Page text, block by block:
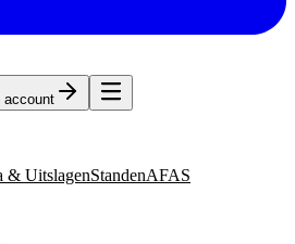
account
& UitslagenStandenAFAS